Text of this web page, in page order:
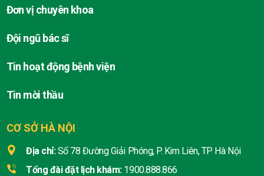
CƠ SỞ HÀ NỘI
Địa chỉ: Số 78 Đường Giải Phóng, P. Kim Liên, TP Hà Nội
Tổng đài đặt lịch khám: 1900.888.866
Đơn vị chuyên khoa
Đội ngũ bác sĩ
Tin hoạt động bệnh viện
Tin mời thầu